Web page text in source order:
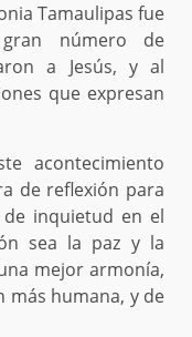
Tamaulipas fue
número de
a Jesús, y al
que expresan
acontecimiento
de reflexión para
inquietud en el
sea la paz y la
mejor armonía,
más humana, y de